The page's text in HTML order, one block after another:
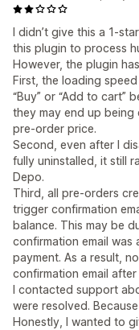
I didn’t give this a 1-
this plugin to process
However, the plugin
First, the loading
“Buy” or “Add to cart”
they may end up
pre-order price.
Second, even after I
fully uninstalled, it still
Depo.
Third, all pre-orders
trigger confirmation
balance. This may be
confirmation email
payment. As a result,
confirmation email
I contacted support
were resolved.
Honestly, I wanted to